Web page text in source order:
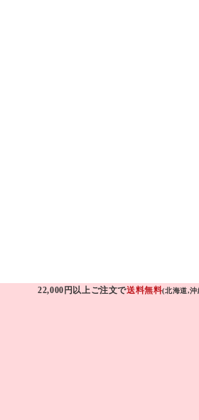
22,000円以上ご注文で送料無料(北海道,